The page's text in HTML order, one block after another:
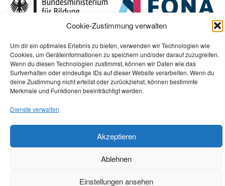
Cookie-Zustimmung verwalten
Um dir ein optimales Erlebnis zu bieten, verwenden wir Technologien wie
Cookies, um Geräteinformationen zu speichern und/oder darauf zuzugreifen.
Wenn du diesen Technologien zustimmst, können wir Daten wie das
Surfverhalten oder eindeutige IDs auf dieser Website verarbeiten. Wenn du
deine Zustimmung nicht erteilst oder zurückziehst, können bestimmte
Merkmale und Funktionen beeinträchtigt werden.
Dienste verwalten
Akzeptieren
Ablehnen
Einstellungen ansehen